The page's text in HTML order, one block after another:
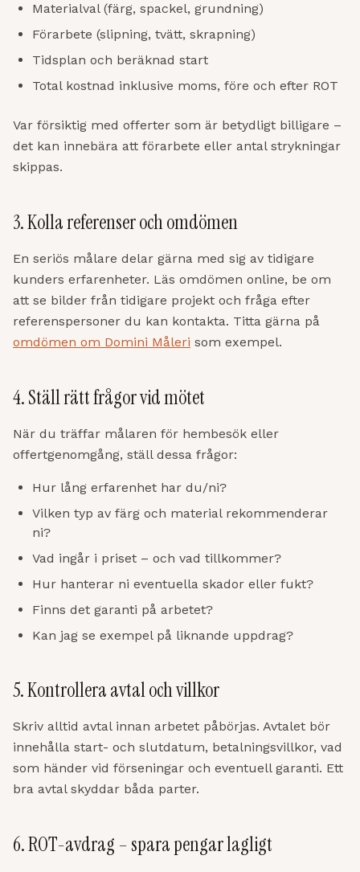
Materialval (färg, spackel, grundning)
Förarbete (slipning, tvätt, skrapning)
Tidsplan och beräknad start
Total kostnad inklusive moms, före och efter ROT
Var försiktig med offerter som är betydligt billigare –
det kan innebära att förarbete eller antal strykningar
skippas.
3. Kolla referenser och omdömen
En seriös målare delar gärna med sig av tidigare
kunders erfarenheter. Läs omdömen online, be om
att se bilder från tidigare projekt och fråga efter
referenspersoner du kan kontakta. Titta gärna på
omdömen om Domini Måleri som exempel.
4. Ställ rätt frågor vid mötet
När du träffar målaren för hembesök eller
offertgenomgång, ställ dessa frågor:
Hur lång erfarenhet har du/ni?
Vilken typ av färg och material rekommenderar
ni?
Vad ingår i priset – och vad tillkommer?
Hur hanterar ni eventuella skador eller fukt?
Finns det garanti på arbetet?
Kan jag se exempel på liknande uppdrag?
5. Kontrollera avtal och villkor
Skriv alltid avtal innan arbetet påbörjas. Avtalet bör
innehålla start- och slutdatum, betalningsvillkor, vad
som händer vid förseningar och eventuell garanti. Ett
bra avtal skyddar båda parter.
6. ROT-avdrag – spara pengar lagligt